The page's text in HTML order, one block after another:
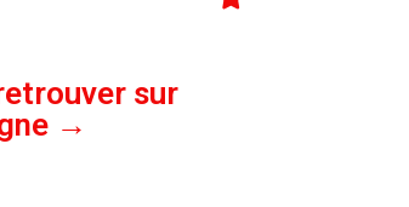
sur
→